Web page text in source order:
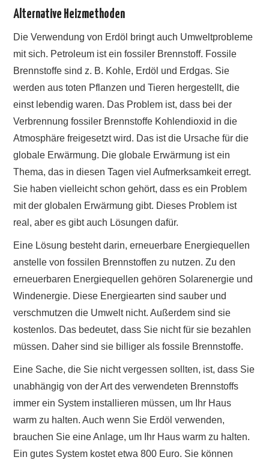
Alternative Heizmethoden
Die Verwendung von Erdöl bringt auch Umweltprobleme
mit sich. Petroleum ist ein fossiler Brennstoff. Fossile
Brennstoffe sind z. B. Kohle, Erdöl und Erdgas. Sie
werden aus toten Pflanzen und Tieren hergestellt, die
einst lebendig waren. Das Problem ist, dass bei der
Verbrennung fossiler Brennstoffe Kohlendioxid in die
Atmosphäre freigesetzt wird. Das ist die Ursache für die
globale Erwärmung. Die globale Erwärmung ist ein
Thema, das in diesen Tagen viel Aufmerksamkeit erregt.
Sie haben vielleicht schon gehört, dass es ein Problem
mit der globalen Erwärmung gibt. Dieses Problem ist
real, aber es gibt auch Lösungen dafür.
Eine Lösung besteht darin, erneuerbare Energiequellen
anstelle von fossilen Brennstoffen zu nutzen. Zu den
erneuerbaren Energiequellen gehören Solarenergie und
Windenergie. Diese Energiearten sind sauber und
verschmutzen die Umwelt nicht. Außerdem sind sie
kostenlos. Das bedeutet, dass Sie nicht für sie bezahlen
müssen. Daher sind sie billiger als fossile Brennstoffe.
Eine Sache, die Sie nicht vergessen sollten, ist, dass Sie
unabhängig von der Art des verwendeten Brennstoffs
immer ein System installieren müssen, um Ihr Haus
warm zu halten. Auch wenn Sie Erdöl verwenden,
brauchen Sie eine Anlage, um Ihr Haus warm zu halten.
Ein gutes System kostet etwa 800 Euro. Sie können